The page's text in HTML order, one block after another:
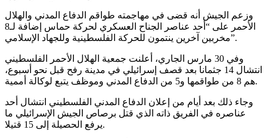
وزعم الجيش أنه قضى في مهاجمته طواقم الدفاع المدني والهلال
الأحمر على “أحد عناصر الجناح العسكري لحركة حماس إضافة لـ8
مخربين آخرين ينتمون للحركة الفلسطينية وللجهاد الإسلامي”.
وفي 30 مارس الجاري، أعلنت جمعية الهلال الأحمر الفلسطيني
انتشال 14 جثمانا بعد قصف إسرائيلي في مدينة رفح قبل نحو أسبوع،
هم 8 من طواقمها و5 من الدفاع المدني وموظف يتبع لوكالة أممية.
وجاء ذلك بعد أيام من إعلان الدفاع المدني الفلسطيني انتشال أحد
عناصره في الفريق ذاته الذي قتل برصاص الجيش الإسرائيلي ما
يرفع الحصيلة إلى 15 قتيلا.